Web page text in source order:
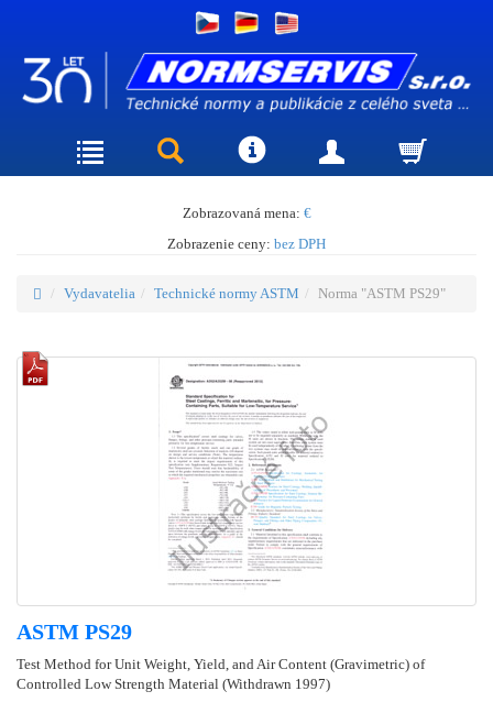
Zobrazovaná mena: €
Zobrazenie ceny: bez DPH
Vydavatelia Technické normy ASTM Norma "ASTM PS29"
ASTM PS29
Test Method for Unit Weight, Yield, and Air Content (Gravimetric) of
Controlled Low Strength Material (Withdrawn 1997)